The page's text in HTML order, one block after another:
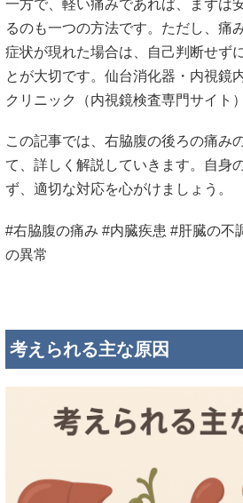
一方で、 軽い痛みであれば、 まずは
るのも一つの方法です。 ただし、 痛
症状が現れた場合は、 自己判断せず
と が大切です。 仙台消化器・内視鏡
クリニック（内視鏡検査専門サイト）
この記事では、 右脇腹の後ろの痛み
て、 詳しく 解説していき ます。 自身
ず、 適切な対応を心がけ ま しょう。
#右脇腹の痛み #内臓疾患 #肝臓の不
の異常
考え られる主な原因